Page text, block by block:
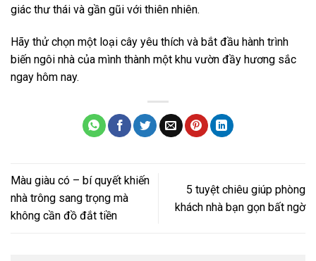
giác thư thái và gần gũi với thiên nhiên.
Hãy thử chọn một loại cây yêu thích và bắt đầu hành trình
biến ngôi nhà của mình thành một khu vườn đầy hương sắc
ngay hôm nay.
Màu giàu có – bí quyết khiến
nhà trông sang trọng mà
không cần đồ đắt tiền
5 tuyệt chiêu giúp phòng
khách nhà bạn gọn bất ngờ